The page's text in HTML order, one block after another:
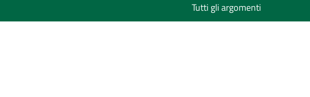
Tutti gli argomenti